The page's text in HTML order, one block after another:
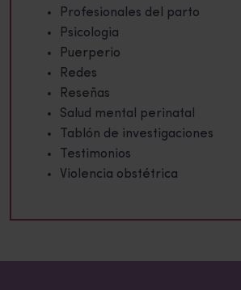
Profesionales del parto
Psicologia
Puerperio
Redes
Reseñas
Salud mental perinatal
Tablón de investigaciones
Testimonios
Violencia obstétrica